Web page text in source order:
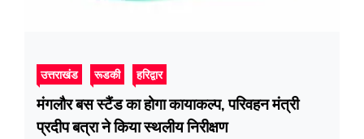
उत्तराखंड रूडकी हरिद्वार
मंगलौर बस स्टैंड का होगा कायाकल्प, परिवहन मंत्री
प्रदीप बत्रा ने किया स्थलीय निरीक्षण